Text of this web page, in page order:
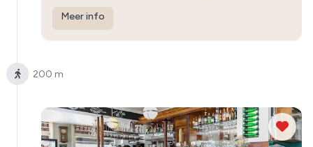
Meer info
200 m